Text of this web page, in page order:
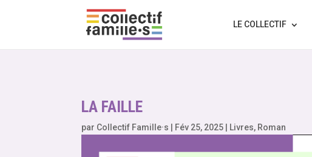
LE COLLECTIF
LA FAILLE
par Collectif Famille·s Fév 25, 2025 Livres, Roman